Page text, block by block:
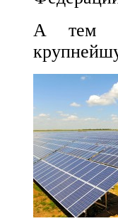
А тем